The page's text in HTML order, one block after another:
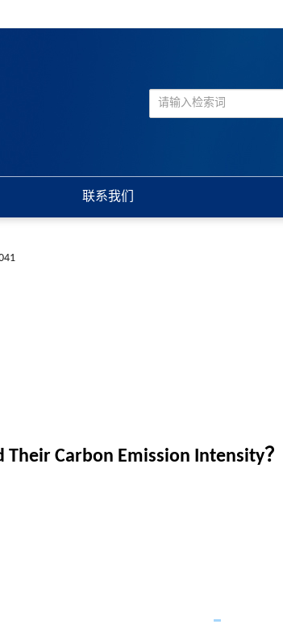
联系我们
Carbon Emission Intensity？